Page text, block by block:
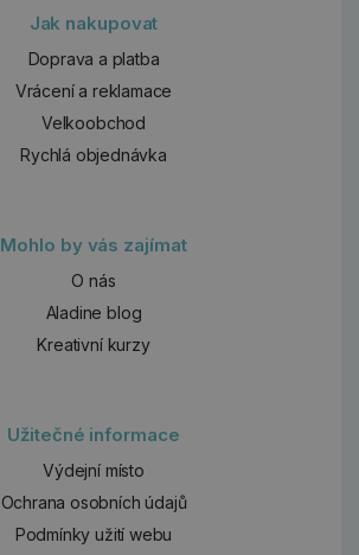
Jak nakupovat
Doprava a platba
Vrácení a reklamace
Velkoobchod
Rychlá objednávka
Mohlo by vás zajímat
O nás
Aladine blog
Kreativní kurzy
Užitečné informace
Výdejní místo
Ochrana osobních údajů
Podmínky užití webu